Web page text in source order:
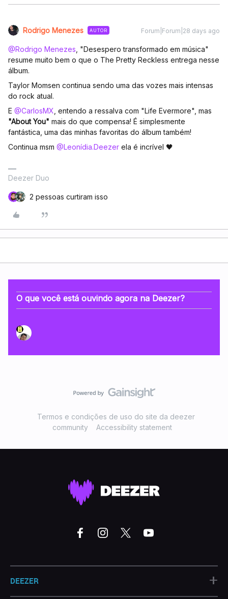
Rodrigo Menezes AUTOR Forum|Forum|28 days ago
@Rodrigo Menezes , "Desespero transformado em música"
resume muito bem o que o The Pretty Reckless entrega nesse
álbum.
Taylor Momsen continua sendo uma das vozes mais intensas
do rock atual.
E ​ @CarlosMX , entendo a ressalva com "Life Evermore", mas
"About You" mais do que compensa! É simplesmente
fantástica, uma das minhas favoritas do álbum também!
Continua msm ​ @Leonídia.Deezer ela é incrível 🖤
Deezer Duo
2 pessoas curtiram isso
O que você está ouvindo agora na Deezer?
Termos e condições de uso do site da deezer
community
Accessibility statement
DEEZER +